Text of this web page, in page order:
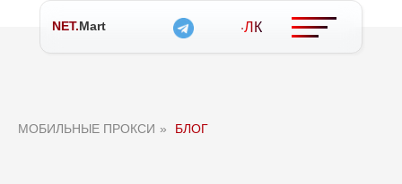
ЛК
NET.Mart
МОБИЛЬНЫЕ ПРОКСИ » БЛОГ